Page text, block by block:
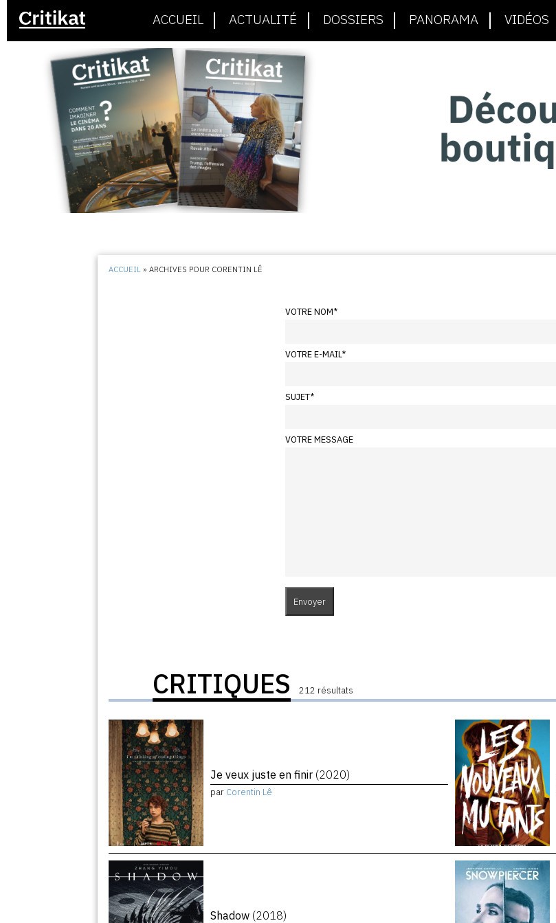
ACCUEIL ACTUALITÉ DOSSIERS PANORAMA VIDÉOS
ACCUEIL »ARCHIVES POUR CORENTIN LÊ
VOTRE NOM*
VOTRE E-MAIL*
SUJET*
VOTRE MESSAGE
CRITIQUES 212 résultats
Je veux juste en finir (2020)
par Corentin Lê
Shadow (2018)